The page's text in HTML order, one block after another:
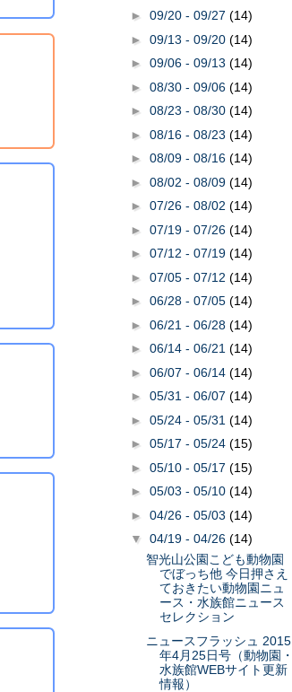
► 09/20 - 09/27 (14)
► 09/13 - 09/20 (14)
► 09/06 - 09/13 (14)
► 08/30 - 09/06 (14)
► 08/23 - 08/30 (14)
► 08/16 - 08/23 (14)
► 08/09 - 08/16 (14)
► 08/02 - 08/09 (14)
► 07/26 - 08/02 (14)
► 07/19 - 07/26 (14)
► 07/12 - 07/19 (14)
► 07/05 - 07/12 (14)
► 06/28 - 07/05 (14)
► 06/21 - 06/28 (14)
► 06/14 - 06/21 (14)
► 06/07 - 06/14 (14)
► 05/31 - 06/07 (14)
► 05/24 - 05/31 (14)
► 05/17 - 05/24 (15)
► 05/10 - 05/17 (15)
► 05/03 - 05/10 (14)
► 04/26 - 05/03 (14)
▼ 04/19 - 04/26 (14)
智光山公園こども動物園
でぼっち他 今日押さえ
ておきたい動物園ニュ
ース・水族館ニュース
セレクション
ニュースフラッシュ 2015
年4月25日号（動物園・
水族館WEBサイト更新
情報）